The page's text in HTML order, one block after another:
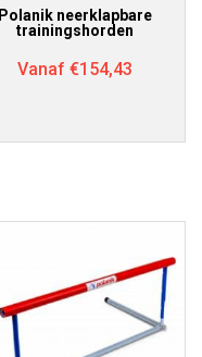
Polanik neerklapbare
trainingshorden
Vanaf €154,43